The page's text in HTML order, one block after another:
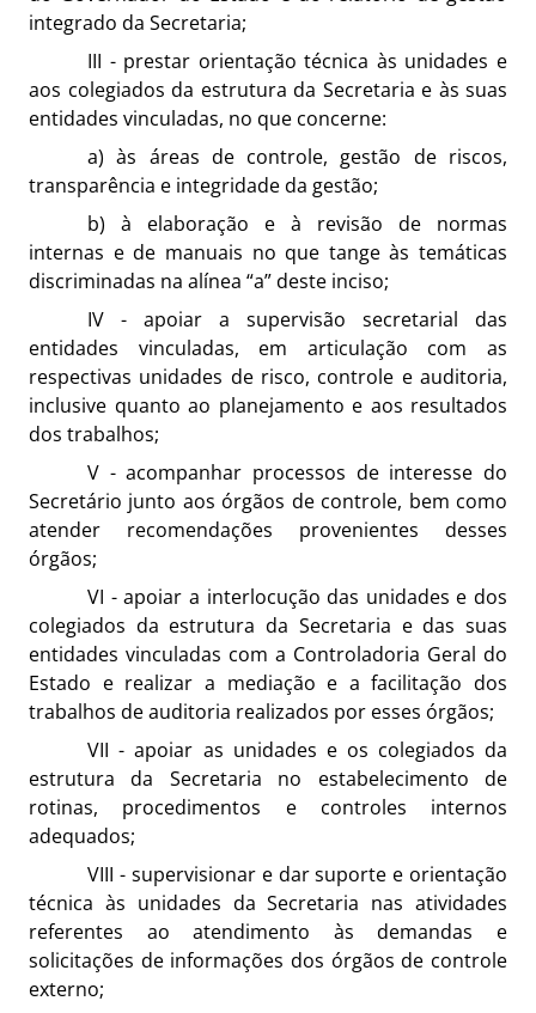
integrado da Secretaria;
III - prestar orientação técnica às unidades e
aos colegiados da estrutura da Secretaria e às suas
entidades vinculadas, no que concerne:
a) às áreas de controle, gestão de riscos,
transparência e integridade da gestão;
b) à elaboração e à revisão de normas
internas e de manuais no que tange às temáticas
discriminadas na alínea “a” deste inciso;
IV - apoiar a supervisão secretarial das
entidades vinculadas, em articulação com as
respectivas unidades de risco, controle e auditoria,
inclusive quanto ao planejamento e aos resultados
dos trabalhos;
V - acompanhar processos de interesse do
Secretário junto aos órgãos de controle, bem como
atender recomendações provenientes desses
órgãos;
VI - apoiar a interlocução das unidades e dos
colegiados da estrutura da Secretaria e das suas
entidades vinculadas com a Controladoria Geral do
Estado e realizar a mediação e a facilitação dos
trabalhos de auditoria realizados por esses órgãos;
VII - apoiar as unidades e os colegiados da
estrutura da Secretaria no estabelecimento de
rotinas, procedimentos e controles internos
adequados;
VIII - supervisionar e dar suporte e orientação
técnica às unidades da Secretaria nas atividades
referentes ao atendimento às demandas e
solicitações de informações dos órgãos de controle
externo;